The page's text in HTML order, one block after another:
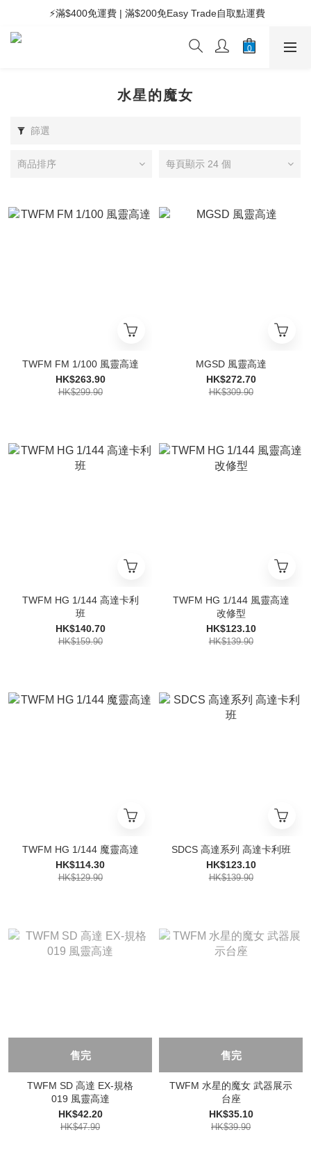
⚡滿$400免運費 | 滿$200免Easy Trade自取點運費
⚡滿$400免運費 | 滿$200免Easy Trade自取點運費
水星的魔女
篩選
商品排序 每頁顯示 24 個
TWFM FM 1/100 風靈高達
HK$263.90
HK$299.90
MGSD 風靈高達
HK$272.70
HK$309.90
TWFM HG 1/144 高達卡利
班
HK$140.70
HK$159.90
TWFM HG 1/144 風靈高達
改修型
HK$123.10
HK$139.90
TWFM HG 1/144 魔靈高達
HK$114.30
HK$129.90
SDCS 高達系列 高達卡利班
HK$123.10
HK$139.90
售完
TWFM SD 高達 EX-規格
019 風靈高達
HK$42.20
HK$47.90
售完
TWFM 水星的魔女 武器展示
台座
HK$35.10
HK$39.90